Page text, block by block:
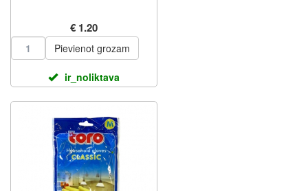
€ 1.20
Pievienot grozam
ir_noliktava